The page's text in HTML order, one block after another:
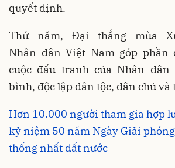
quyết định.
Thứ năm, Đại thắng mùa
Nhân dân Việt Nam góp phần
cuộc đấu tranh của Nhân
bình, độc lập dân tộc, dân chủ và
Hơn 10.000 người tham gia hợp
kỷ niệm 50 năm Ngày Giải
thống nhất đất nước